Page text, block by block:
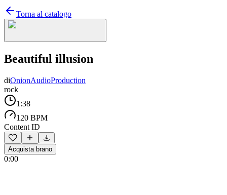
Torna al catalogo
Beautiful illusion
diOnionAudioProduction
rock
1:38
120 BPM
Content ID
Acquista brano
0:00